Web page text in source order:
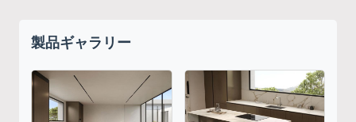
製品ギャラリー